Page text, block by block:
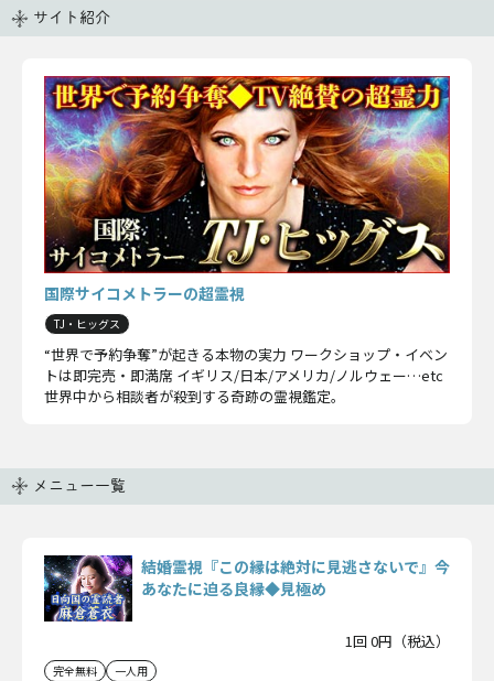
サイト紹介
国際サイコメトラーの超霊視
TJ・ヒッグス
“世界で予約争奪”が起きる本物の実力 ワークショップ・イベン
トは即完売・即満席 イギリス/日本/アメリカ/ノルウェー…etc
世界中から相談者が殺到する奇跡の霊視鑑定。
メニュー一覧
結婚霊視『この縁は絶対に見逃さないで』今
あなたに迫る良縁◆見極め
1回 0円（税込）
完全無料 一人用